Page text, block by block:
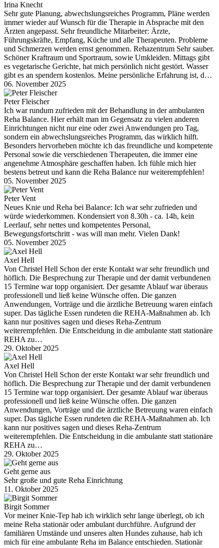
Irina Knecht
Sehr gute Planung, abwechslungsreiches Programm, Pläne werden
immer wieder auf Wunsch für die Therapie in Absprache mit den
Ärzten angepasst. Sehr freundliche Mitarbeiter: Ärzte,
Führungskräfte, Empfang, Küche und alle Therapeuten. Probleme
und Schmerzen werden ernst genommen. Rehazentrum Sehr sauber.
Schöner Kraftraum und Sportraum, sowie Umkleiden. Mittags gibt
es vegetarische Gerichte, hat mich persönlich nicht gestört. Wasser
gibt es an spendern kostenlos. Meine persönliche Erfahrung ist, d…
06. November 2025
Peter Fleischer
Ich war rundum zufrieden mit der Behandlung in der ambulanten
Reha Balance. Hier erhält man im Gegensatz zu vielen anderen
Einrichtungen nicht nur eine oder zwei Anwendungen pro Tag,
sondern ein abwechslungsreiches Programm, das wirklich hilft.
Besonders hervorheben möchte ich das freundliche und kompetente
Personal sowie die verschiedenen Therapeuten, die immer eine
angenehme Atmosphäre geschaffen haben. Ich fühle mich hier
bestens betreut und kann die Reha Balance nur weiterempfehlen!
05. November 2025
Peter Vent
Neues Knie und Reha bei Balance: Ich war sehr zufrieden und
würde wiederkommen. Kondensiert von 8.30h - ca. 14h, kein
Leerlauf, sehr nettes und kompetentes Personal,
Bewegungsfortschritt - was will man mehr. Vielen Dank!
05. November 2025
Axel Hell
Von Christel Hell Schon der erste Kontakt war sehr freundlich und
höflich. Die Besprechung zur Therapie und der damit verbundenen
15 Termine war topp organisiert. Der gesamte Ablauf war überaus
professionell und ließ keine Wünsche offen. Die ganzen
Anwendungen, Vorträge und die ärztliche Betreuung waren einfach
super. Das tägliche Essen rundeten die REHA-Maßnahmen ab. Ich
kann nur positives sagen und dieses Reha-Zentrum
weiterempfehlen. Die Entscheidung in die ambulante statt stationäre
REHA zu…
29. Oktober 2025
Axel Hell
Von Christel Hell Schon der erste Kontakt war sehr freundlich und
höflich. Die Besprechung zur Therapie und der damit verbundenen
15 Termine war topp organisiert. Der gesamte Ablauf war überaus
professionell und ließ keine Wünsche offen. Die ganzen
Anwendungen, Vorträge und die ärztliche Betreuung waren einfach
super. Das tägliche Essen rundeten die REHA-Maßnahmen ab. Ich
kann nur positives sagen und dieses Reha-Zentrum
weiterempfehlen. Die Entscheidung in die ambulante statt stationäre
REHA zu…
29. Oktober 2025
Geht gerne aus
Sehr große und gute Reha Einrichtung
11. Oktober 2025
Birgit Sommer
Vor meiner Knie-Tep hab ich wirklich sehr lange überlegt, ob ich
meine Reha stationär oder ambulant durchführe. Aufgrund der
familiären Umstände und unseres alten Hundes zuhause, hab ich
mich für eine ambulante Reha im Balance entschieden. Stationär